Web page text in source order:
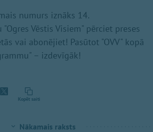
numurs iznāks 14.
Vēstis Visiem" pērciet preses
vai abonējiet! Pasūtot "OVV" kopā
– izdevīgāk!
Kopēt saiti
Nākamais raksts